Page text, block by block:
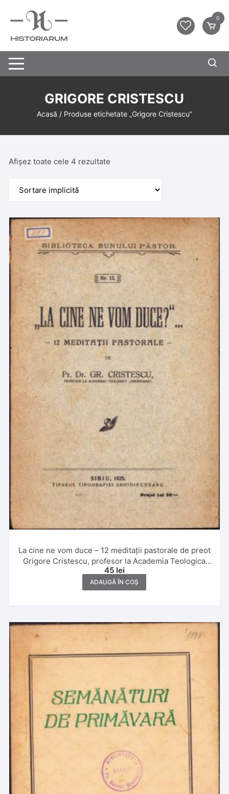
0
GRIGORE CRISTESCU
Acasă / Produse etichetate „Grigore Cristescu”
Afișez toate cele 4 rezultate
La cine ne vom duce – 12 meditații pastorale de preot
Grigore Cristescu, profesor la Academia Teologica
Andreiană, 1925, Sibiu, Tiparul Tipografiei
Arhidiecezane
45 lei
ADAUGĂ ÎN COȘ